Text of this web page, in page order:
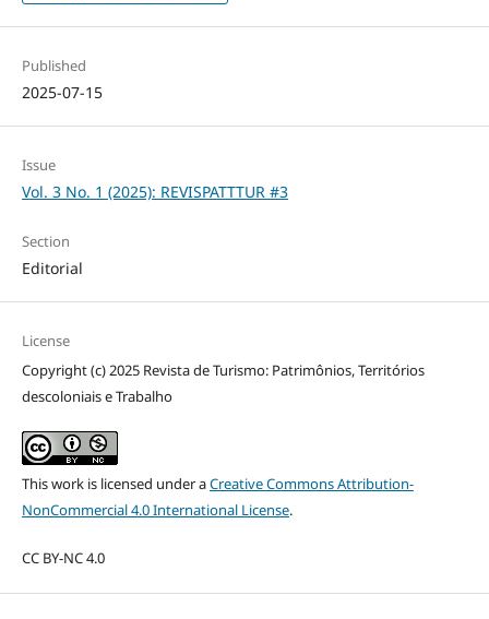
Published
2025-07-15
Issue
Vol. 3 No. 1 (2025): REVISPATTTUR #3
Section
Editorial
License
Copyright (c) 2025 Revista de Turismo: Patrimônios, Territórios
descoloniais e Trabalho
This work is licensed under aCreative Commons Attribution-
NonCommercial 4.0 International License.
CC BY-NC 4.0